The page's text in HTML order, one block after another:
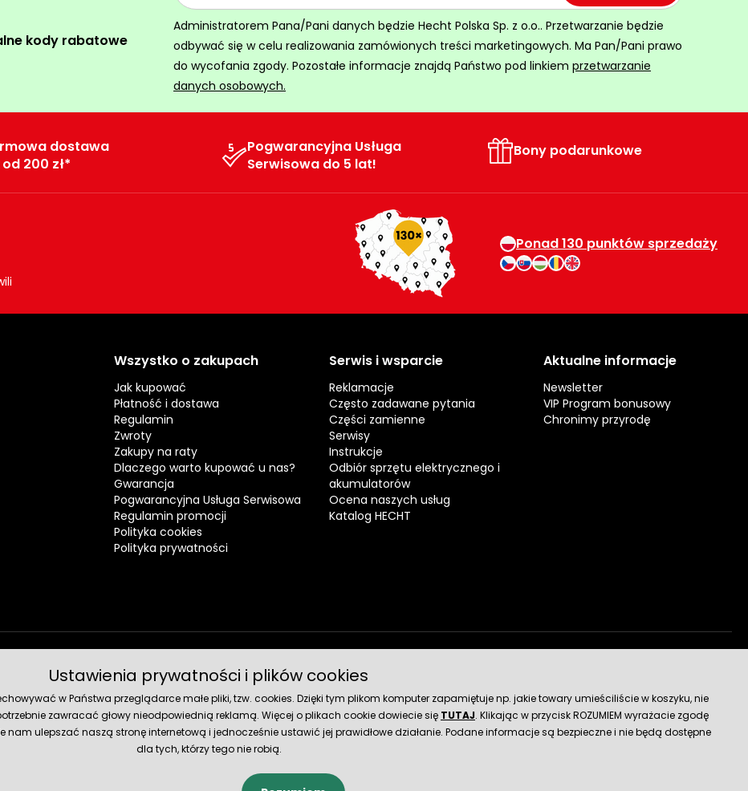
kody rabatowe
Administratorem Pana/Pani danych będzie Hecht Polska Sp. z o.o.. Przetwarzanie będzie
odbywać się w celu realizowania zamówionych treści marketingowych. Ma Pan/Pani prawo
do wycofania zgody. Pozostałe informacje znajdą Państwo pod linkiem przetwarzanie
danych osobowych.
dostawa
200 zł*
Pogwarancyjna Usługa
Serwisowa do 5 lat!
Bony podarunkowe
Ponad 130 punktów sprzedaży
Wszystko o zakupach
Jak kupować
Płatność i dostawa
Regulamin
Zwroty
Zakupy na raty
Dlaczego warto kupować u nas?
Gwarancja
Pogwarancyjna Usługa Serwisowa
Regulamin promocji
Polityka cookies
Polityka prywatności
Serwis i wsparcie
Reklamacje
Często zadawane pytania
Części zamienne
Serwisy
Instrukcje
Odbiór sprzętu elektrycznego i
akumulatorów
Ocena naszych usług
Katalog HECHT
Aktualne informacje
Newsletter
VIP Program bonusowy
Chronimy przyrodę
Metody dostawy
Ustawienia prywatności i plików cookies
w Państwa przeglądarce małe pliki, tzw. cookies. Dzięki tym plikom komputer zapamiętuje np. jakie towary umieściliście w koszyku, nie
zawracać głowy nieodpowiednią reklamą. Więcej o plikach cookie dowiecie się TUTAJ. Klikając w przycisk ROZUMIEM wyrażacie zgodę
ulepszać naszą stronę internetową i jednocześnie ustawić jej prawidłowe działanie. Podane informacje są bezpieczne i nie będą dostępne
dla tych, którzy tego nie robią.